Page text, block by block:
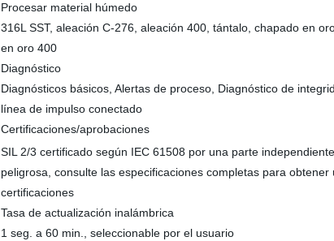
Procesar material húmedo
316L SST, aleación C-276, aleación 400, tántalo, chapado en
en oro 400
Diagnóstico
Diagnósticos básicos, Alertas de proceso, Diagnóstico de
línea de impulso conectado
Certificaciones/aprobaciones
SIL 2/3 certificado según IEC 61508 por una parte
peligrosa, consulte las especificaciones completas para obtener
certificaciones
Tasa de actualización inalámbrica
1 seg. a 60 min., seleccionable por el usuario